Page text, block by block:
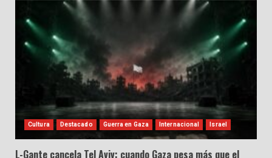
Cultura Destacado Guerra en Gaza Internacional Israel
L-Gante cancela Tel Aviv: cuando Gaza pesa más que el